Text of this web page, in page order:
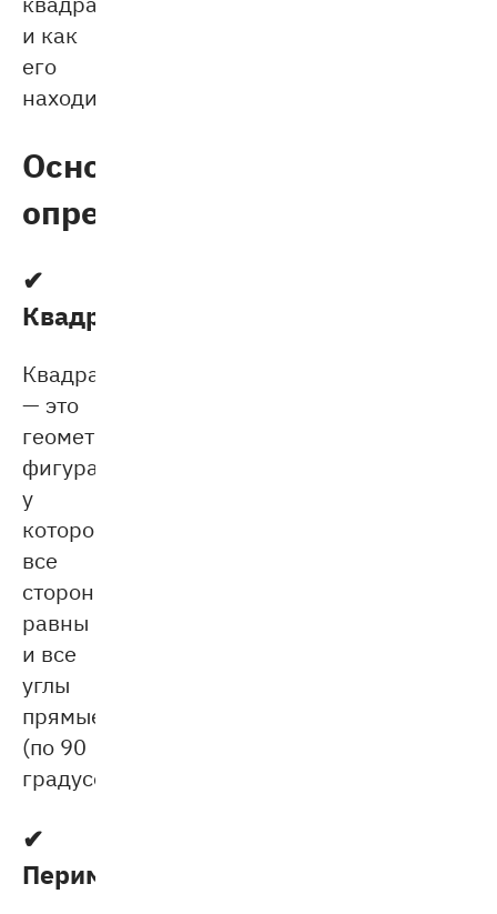
и как
его
находить.
Основные
определения
✔
Квадрат
Квадрат
— это
геометрическая
фигура,
у
которой
все
стороны
равны
и все
углы
прямые
(по 90
градусов).
✔
Периметр